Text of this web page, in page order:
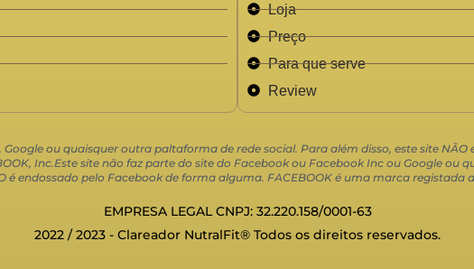
Loja
Preço
Para que serve
Review
ou quaisquer outra paltaforma de rede social. Para além disso, este site
Inc.Este site não faz parte do site do Facebook ou Facebook Inc ou Google ou
é endossado pelo Facebook de forma alguma. FACEBOOK é uma marca registada
EMPRESA LEGAL CNPJ: 32.220.158/0001-63
2022 / 2023 - Clareador NutralFit® Todos os direitos reservados.